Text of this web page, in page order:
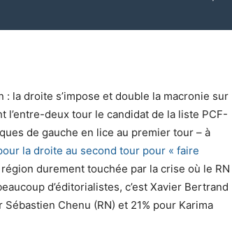
: la droite s’impose et double la macronie sur
l’entre-deux tour le candidat de la liste PCF-
de gauche en lice au premier tour – à
la droite au second tour pour « faire
durement touchée par la crise où le RN
d’éditorialistes, c’est Xavier Bertrand
Chenu (RN) et 21% pour Karima